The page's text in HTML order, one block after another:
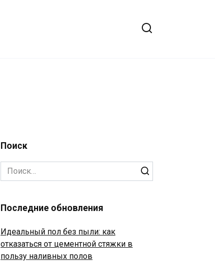
Поиск
Search
for:
Последние обновления
Идеальный пол без пыли: как
отказаться от цементной стяжки в
пользу наливных полов